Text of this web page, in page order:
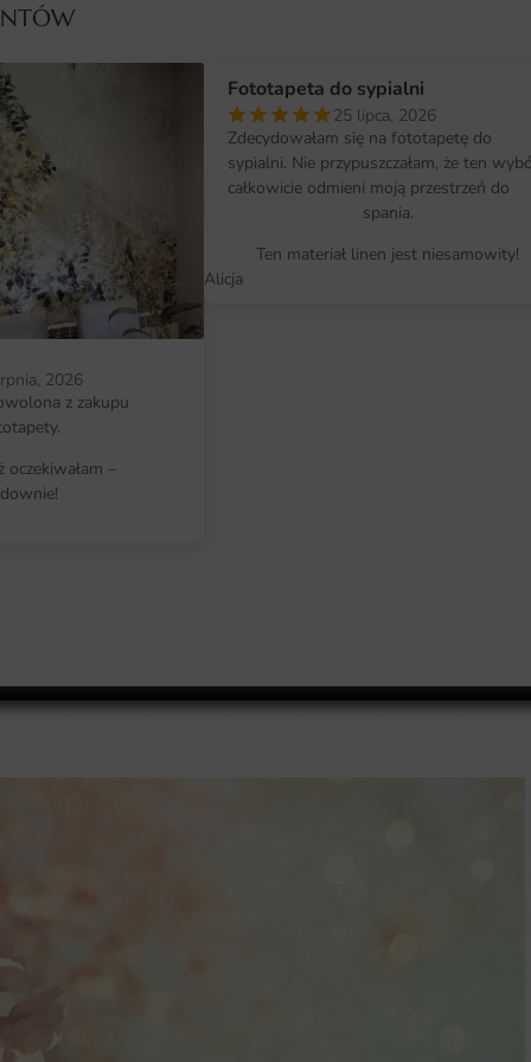
Wystarczy kilka prostych kroków,
dekoracyjnym.
Dlaczego warto wybrać tę
Unikalny design, który przyciąga
Wysoka jakość materiałów i
Wszechstronność zastosowania
2026
z zakupu
–
Fototapeta do sypialni
25 lipca, 2026
Zdecydowałam się na fototapetę do
sypialni. Nie przypuszczałam, że ten
całkowicie odmieni moją przestrzeń do
spania.
Ten materiał linen jest niesamowity!
Alicja